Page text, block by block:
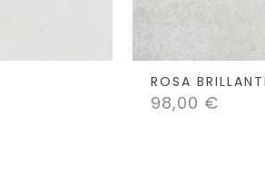
ROSA
98,00 €